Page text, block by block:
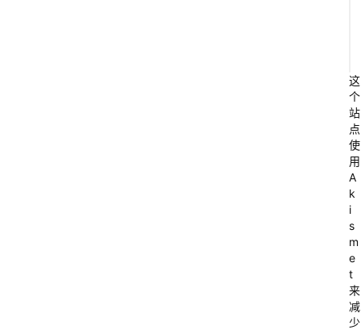
卉
分
类
系
统
是
一
个
基
于
深
这
个
站
点
使
用
A
k
i
s
m
e
t
来
减
少